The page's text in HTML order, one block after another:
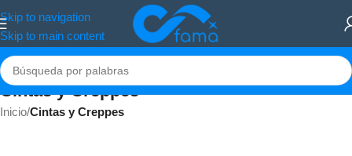
Skip to navigation
Skip to main content
Cintas y Creppes
Inicio/Cintas y Creppes